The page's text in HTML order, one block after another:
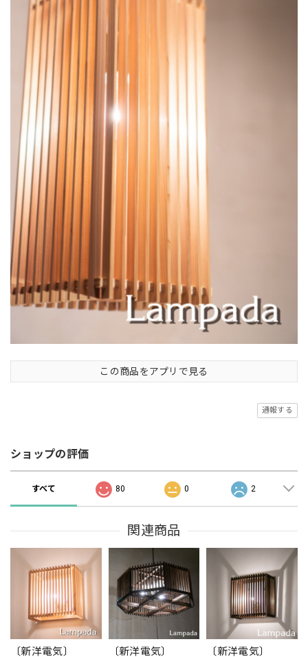
この商品をアプリで見る
通報する
ショップの評価
すべて 80 0 2
関連商品
〔新洋電気〕
〔新洋電気〕
〔新洋電気〕